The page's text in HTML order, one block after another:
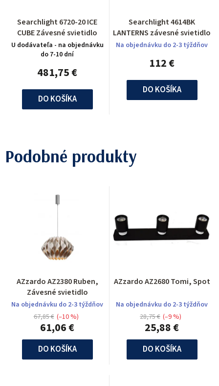
Searchlight 6720-20 ICE
CUBE Závesné svietidlo
U dodávateľa - na objednávku
do 7-10 dní
481,75 €
DO KOŠÍKA
Searchlight 4614BK
LANTERNS závesné svietidlo
Na objednávku do 2-3 týždňov
112 €
DO KOŠÍKA
Podobné produkty
AZzardo AZ2380 Ruben,
Závesné svietidlo
Na objednávku do 2-3 týždňov
61,06 €
67,85 € (–10 %)
DO KOŠÍKA
AZzardo AZ2680 Tomi, Spot
Na objednávku do 2-3 týždňov
25,88 €
28,75 € (–9 %)
DO KOŠÍKA